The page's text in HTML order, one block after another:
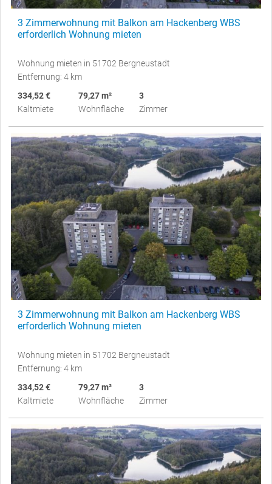
3 Zimmerwohnung mit Balkon am Hackenberg WBS
erforderlich Wohnung mieten
Wohnung mieten in 51702 Bergneustadt
Entfernung: 4 km
334,52 €
Kaltmiete
79,27 m²
Wohnfläche
3
Zimmer
3 Zimmerwohnung mit Balkon am Hackenberg WBS
erforderlich Wohnung mieten
Wohnung mieten in 51702 Bergneustadt
Entfernung: 4 km
334,52 €
Kaltmiete
79,27 m²
Wohnfläche
3
Zimmer